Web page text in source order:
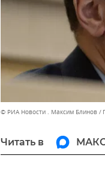
© РИА Новости . Максим Блинов
Читать в